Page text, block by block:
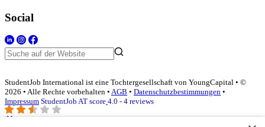
Social
StudentJob International ist eine Tochtergesellschaft von YoungCapital • ©
2026 • Alle Rechte vorbehalten • AGB • Datenschutzbestimmungen •
Impressum StudentJob AT score 4.0 - 4 reviews